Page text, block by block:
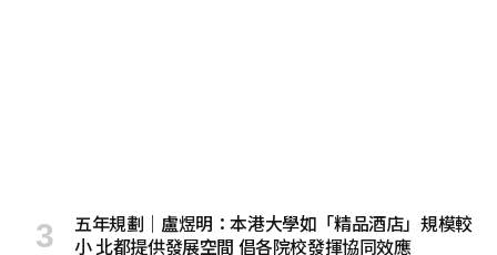
五年規劃｜盧煜明：本港大學如「精品酒店」規模較
小 北都提供發展空間 倡各院校發揮協同效應